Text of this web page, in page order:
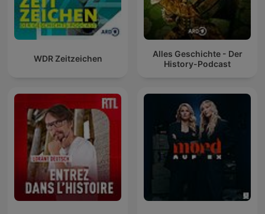
WDR Zeitzeichen
Alles Geschichte - Der
History-Podcast